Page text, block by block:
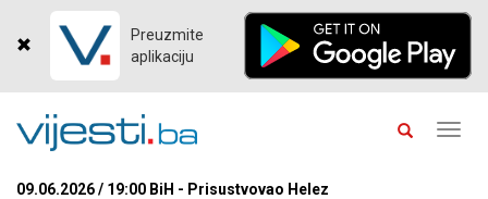
Preuzmite
aplikaciju
09.06.2026 / 19:00 BiH - Prisustvovao Helez